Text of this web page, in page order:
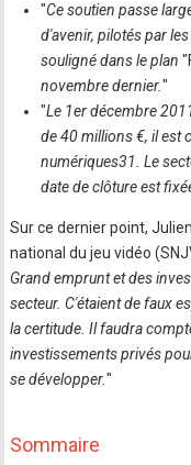
"Ce soutien passe
d'avenir, pilotés par
souligné dans le plan
novembre dernier."
"Le 1er décembre
de 40 millions €, il est
numériques31. Le
date de clôture est
Sur ce dernier point,
national du jeu vidéo
Grand emprunt et des
secteur. C'étaient de faux
la certitude. Il faudra
investissements privés
se développer."
Sommaire